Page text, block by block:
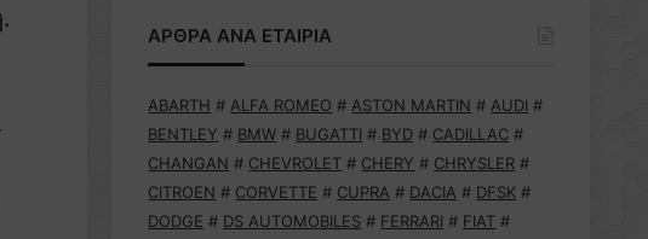
ΑΡΘΡΑ ΑΝΑ ΕΤΑΙΡΙΑ
ABARTH # ALFA ROMEO # ASTON MARTIN # AUDI #
BENTLEY # BMW # BUGATTI # BYD # CADILLAC #
CHANGAN # CHEVROLET # CHERY # CHRYSLER #
CITROEN # CORVETTE # CUPRA # DACIA # DFSK #
DODGE # DS AUTOMOBILES # FERRARI # FIAT #